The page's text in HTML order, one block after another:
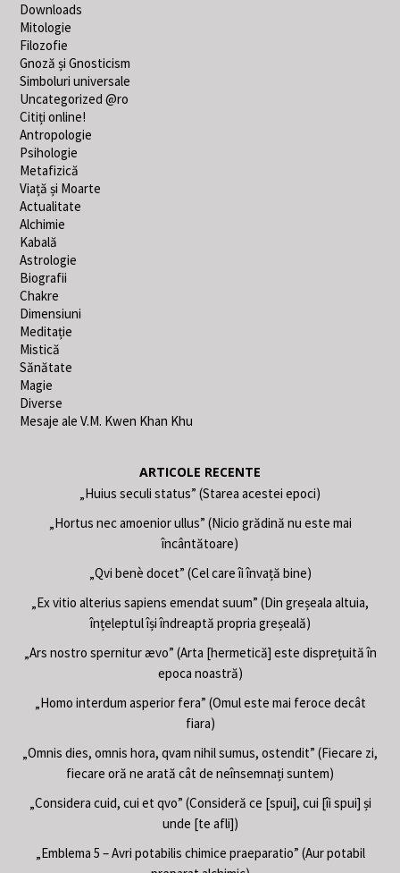
Downloads
Mitologie
Filozofie
Gnoză și Gnosticism
Simboluri universale
Uncategorized @ro
Citiți online!
Antropologie
Psihologie
Metafizică
Viață și Moarte
Actualitate
Alchimie
Kabală
Astrologie
Biografii
Chakre
Dimensiuni
Meditație
Mistică
Sănătate
Magie
Diverse
Mesaje ale V.M. Kwen Khan Khu
ARTICOLE RECENTE
„Huius seculi status” (Starea acestei epoci)
„Hortus nec amoenior ullus” (Nicio grădină nu este mai
încântătoare)
„Qvi benè docet” (Cel care îi învață bine)
„Ex vitio alterius sapiens emendat suum” (Din greșeala altuia,
înțeleptul își îndreaptă propria greșeală)
„Ars nostro spernitur ævo” (Arta [hermetică] este disprețuită în
epoca noastră)
„Homo interdum asperior fera” (Omul este mai feroce decât
fiara)
„Omnis dies, omnis hora, qvam nihil sumus, ostendit” (Fiecare zi,
fiecare oră ne arată cât de neînsemnați suntem)
„Considera cuid, cui et qvo” (Consideră ce [spui], cui [îi spui] și
unde [te afli])
„Emblema 5 – Avri potabilis chimice praeparatio” (Aur potabil